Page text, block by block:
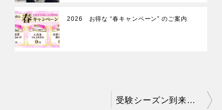
2026 お得な “春キャンペーン” のご案内
受験シーズン到来です！